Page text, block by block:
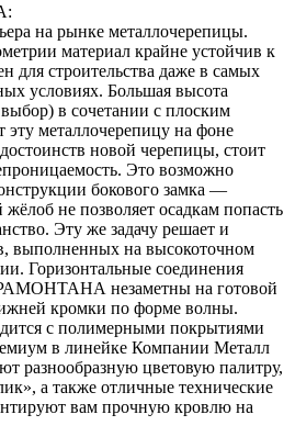
на рынке металлочерепицы.
материал крайне устойчив к
для строительства даже в самых
условиях. Большая высота
в сочетании с плоским
металлочерепицу на фоне
новой черепицы, стоит
Это возможно
бокового замка —
не позволяет осадкам попасть
Эту же задачу решает и
выполненных на высокоточном
Горизонтальные соединения
незаметны на готовой
кромки по форме волны.
с полимерными покрытиями
в линейке Компании Металл
разнообразную цветовую палитру,
а также отличные технические
вам прочную кровлю на